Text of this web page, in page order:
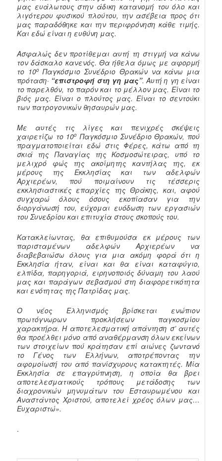
μας ευάλωτους στην άδικη κατανομή του όλο και
λιγότερου φυσικού πλούτου, την ασέβεια προς ότι
μας παραδόθηκε και την περιφρόνηση κάθε τιμής.
Και εδώ είναι η ευθύνη μας.
Ασφαλώς δεν προτίθεμαι αυτή τη στιγμή να κάνω
τον δάσκαλο κανενός. Θα ήθελα όμως με αφορμή
το 10οΠαγκόσμιο Συνέδριο Θρακών να κάνω μια
πρόταση· “επιστροφή στη γη μας”. Αυτή η γη είναι
το παρελθόν, το παρόν και το μέλλον μας. Είναι το
βιός μας. Είναι ο πλούτος μας. Είναι το σεντούκι
των πατρογονικών θησαυρών μας.
Με αυτές τις λίγες και πενιχρές σκέψεις
χαιρετίζω το 10ο Παγκόσμιο Συνέδριο Θρακών, πού
πραγματοποιείται εδώ στις Φέρες, κάτω από τη
σκιά της Παναγίας της Κοσμοσώτειρας, υπό το
μελιχρό φώς της ακοίμητης καντήλας της, εκ
μέρους της Εκκλησίας και των αδελφών
Αρχιερέων, πού ποιμαίνουν τις τέσσερις
εκκλησιαστικές επαρχίες της Θράκης, και, αφού
συγχαρώ όλους όσους εκοπίασαν για την
διοργάνωσή του, εύχομαι ευόδωση των εργασιών
του Συνεδρίου και επιτυχία στους σκοπούς του.
Κατακλείωντας, θα επιθυμούσα εκ μέρους των
παρισταμένων αδελφών Αρχιερέων να
διαβεβαιώσω όλους για μια ακόμη φορά ότι η
Εκκλησία ήταν, είναι και θα είναι καταφύγιο,
ελπίδα, παρηγοριά, ειρηνοποιός δύναμη του λαού
μας και παράγων σεβασμού στη διαφορετικότητα
και ενότητας της Πατρίδας μας.
Ο νέος Ελληνισμός βρίσκεται ενώπιον
πρωτόγνωρων προκλήσεων παγκοσμίου
χαρακτήρα. Η αποτελεσματική απάντηση σ’ αυτές
θα προέλθει μόνο από αναθέρμανση όλων εκείνων
των στοιχείων πού κράτησαν επί αιώνες ζωντανό
το Γένος των Ελλήνων, αποτρέποντας την
αφομοίωσή του από πανίσχυρους κατακτητές. Μία
Εκκλησία σε επαγρύπνηση, η οποία θα βρει
αποτελεσματικούς τρόπους μετάδοσης των
διαχρονικών μηνυμάτων του Εσταυρωμένου και
Αναστάντος Χριστού, αποτελεί χρέος όλων μας…
Ευχαριστώ».
.